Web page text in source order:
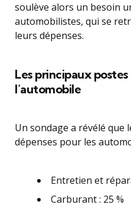
soulève alors un besoin
automobilistes, qui se
leurs dépenses.
Les principaux
l’automobile
Un sondage a révélé que
dépenses pour les
Entretien et
Carburant : 25 %